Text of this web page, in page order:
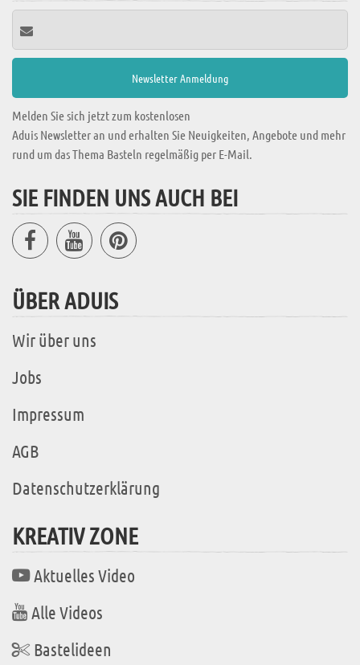
Melden Sie sich jetzt zum kostenlosen
Aduis Newsletter an und erhalten Sie Neuigkeiten, Angebote und mehr
rund um das Thema Basteln regelmäßig per E-Mail.
SIE FINDEN UNS AUCH BEI
ÜBER ADUIS
Wir über uns
Jobs
Impressum
AGB
Datenschutzerklärung
KREATIV ZONE
Aktuelles Video
Alle Videos
Bastelideen